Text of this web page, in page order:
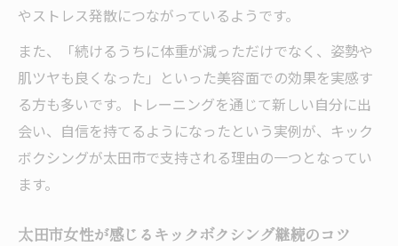
やストレス発散につながっているようです。
また、「続けるうちに体重が減っただけでなく、姿勢や
肌ツヤも良くなった」といった美容面での効果を実感す
る方も多いです。トレーニングを通じて新しい自分に出
会い、自信を持てるようになったという実例が、キック
ボクシングが太田市で支持される理由の一つとなってい
ます。
太田市女性が感じるキックボクシング継続のコツ